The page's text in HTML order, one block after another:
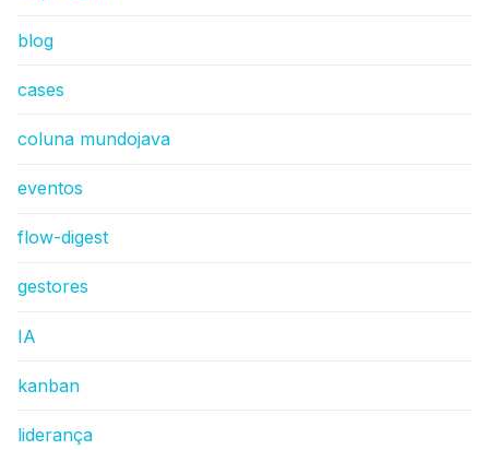
blog
cases
coluna mundojava
eventos
flow-digest
gestores
IA
kanban
liderança